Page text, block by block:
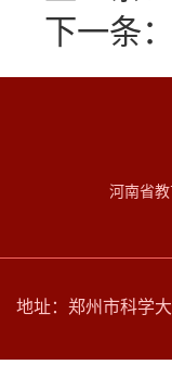
下一条
河南省
地址：郑州市科学